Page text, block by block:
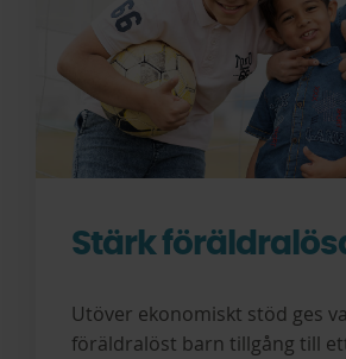
Stärk
Utöver ekonomiskt stöd ges
föräldralöst barn tillgång till